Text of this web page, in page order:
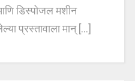
डिस्पोजल मशीन
प्रस्तावाला मान् [...]